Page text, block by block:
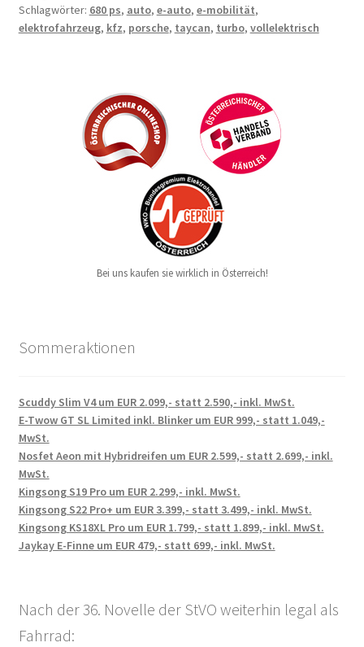
Schlagwörter: 680 ps, auto, e-auto, e-mobilität,
elektrofahrzeug, kfz, porsche, taycan, turbo, vollelektrisch
Bei uns kaufen sie wirklich in Österreich!
Sommeraktionen
Scuddy Slim V4 um EUR 2.099,- statt 2.590,- inkl. MwSt.
E-Twow GT SL Limited inkl. Blinker um EUR 999,- statt 1.049,-
MwSt.
Nosfet Aeon mit Hybridreifen um EUR 2.599,- statt 2.699,- inkl.
MwSt.
Kingsong S19 Pro um EUR 2.299,- inkl. MwSt.
Kingsong S22 Pro+ um EUR 3.399,- statt 3.499,- inkl. MwSt.
Kingsong KS18XL Pro um EUR 1.799,- statt 1.899,- inkl. MwSt.
Jaykay E-Finne um EUR 479,- statt 699,- inkl. MwSt.
Nach der 36. Novelle der StVO weiterhin legal als
Fahrrad: